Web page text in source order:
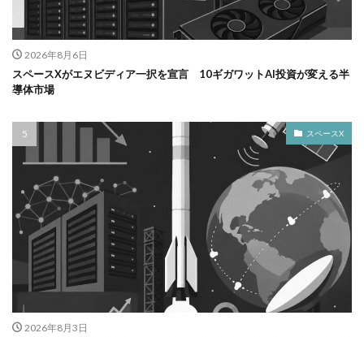
2026年8月6日
スペースXがエヌビディア一択を宣言 10ギガワットAI投資が変える半
導体市場
スペースX
2026年8月3日